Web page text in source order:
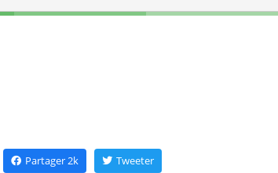
Partager 2k Tweeter